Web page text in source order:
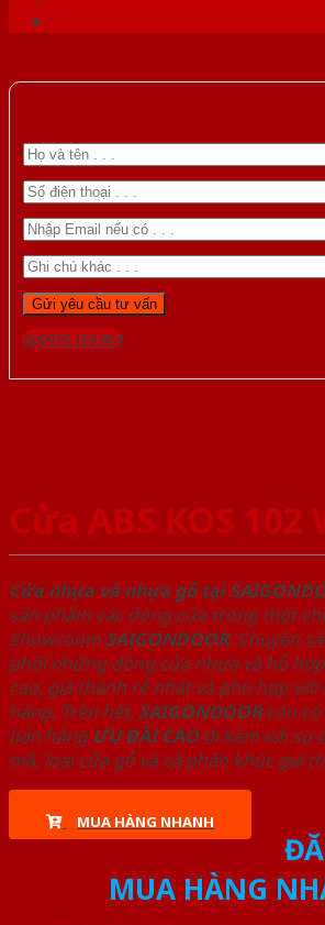
Gọi 0976.169.864
Cửa ABS KOS 102
Cửa nhựa và nhựa gỗ tại
sản phẩm các dòng cửa trong một
Showroom SAIGONDOOR. Chuyên
phối những dòng cửa nhựa và hỗ
cao, giá thành rẻ nhất và phù hợp
hàng. Trên hết, SAIGONDOORcòn có
bán hàng ƯU ĐÃI CAOđi kèm với sự
mã, loại cửa gỗ và cả phân khúc giá
MUA HÀNG NHANH
MUA HÀNG